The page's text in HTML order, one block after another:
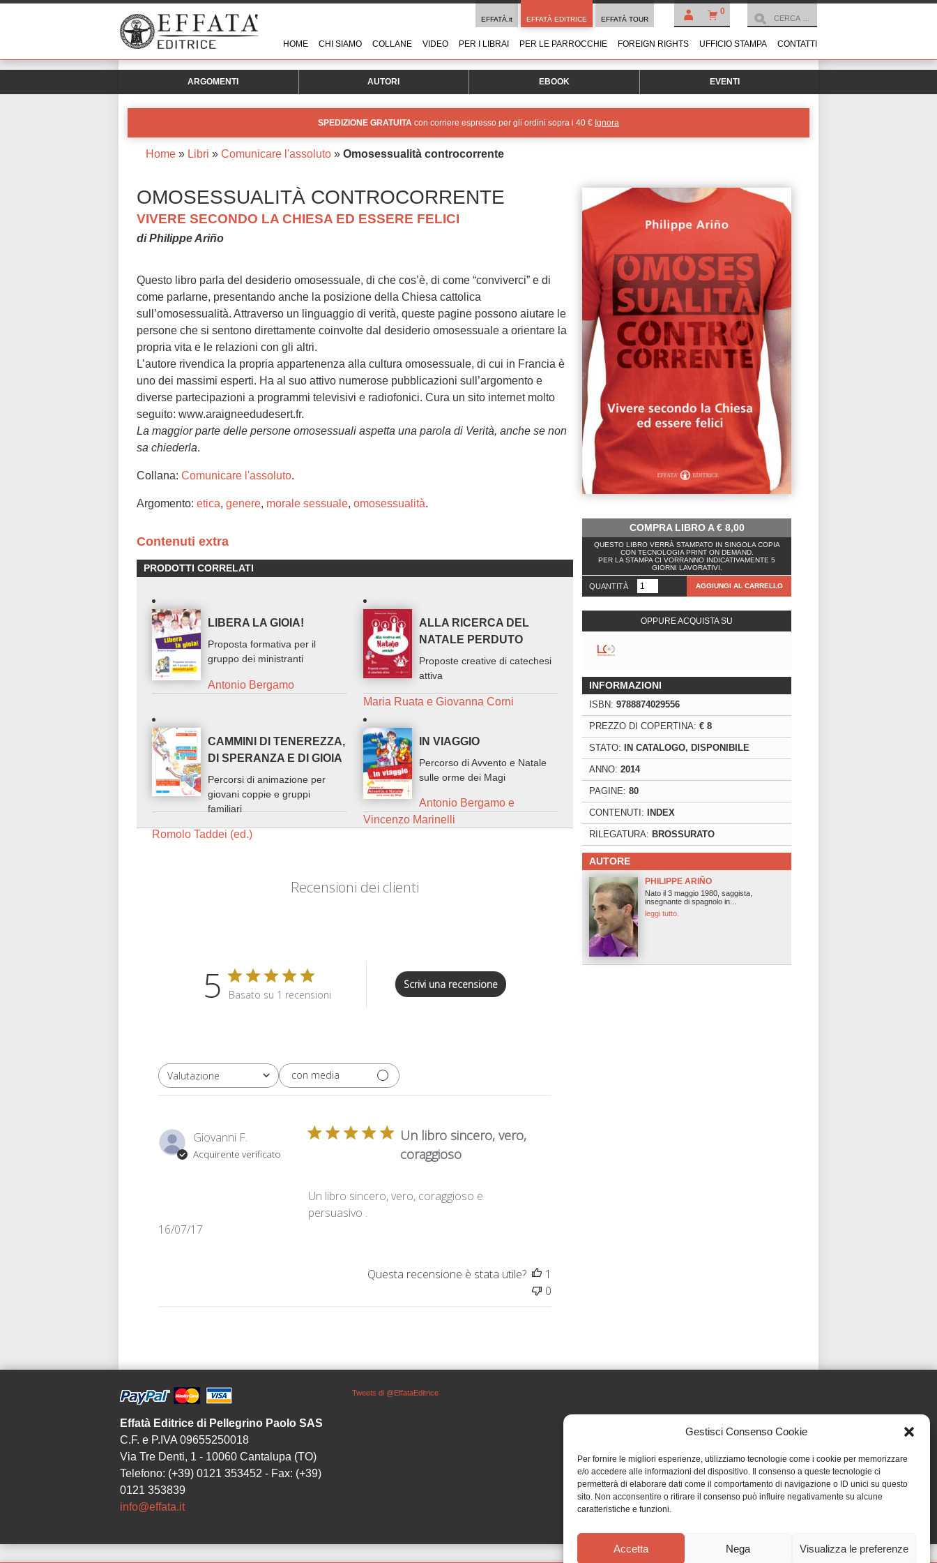
Gestisci Consenso Cookie
Per fornire le migliori esperienze, utilizziamo tecnologie come i cookie per memorizzare
e/o accedere alle informazioni del dispositivo. Il consenso a queste tecnologie ci
permetterà di elaborare dati come il comportamento di navigazione o ID unici su questo
sito. Non acconsentire o ritirare il consenso può influire negativamente su alcune
caratteristiche e funzioni.
Accetta Nega Visualizza le preferenze
0
EFFATÀ.it EFFATÀ EDITRICE EFFATÀ TOUR
HOME CHI SIAMO COLLANE VIDEO PER I LIBRAI PER LE PARROCCHIE FOREIGN RIGHTS UFFICIO STAMPA CONTATTI
ARGOMENTI AUTORI EBOOK EVENTI
SPEDIZIONE GRATUITA con corriere espresso per gli ordini sopra i 40 € Ignora
Home » Libri » Comunicare l'assoluto » Omosessualità controcorrente
COMPRA LIBRO A€8,00
QUESTO LIBRO VERRÀ STAMPATO IN SINGOLA COPIA
CON TECNOLOGIA PRINT ON DEMAND.
PER LA STAMPA CI VORRANNO INDICATIVAMENTE 5
GIORNI LAVORATIVI.
QUANTITÀ AGGIUNGI AL CARRELLO
OPPURE ACQUISTA SU
INFORMAZIONI
ISBN: 9788874029556
PREZZO DI COPERTINA: € 8
STATO: IN CATALOGO, DISPONIBILE
ANNO: 2014
PAGINE: 80
CONTENUTI: INDEX
RILEGATURA: BROSSURATO
AUTORE
PHILIPPE ARIÑO
Nato il 3 maggio 1980, saggista,
insegnante di spagnolo in...
leggi tutto.
OMOSESSUALITÀ CONTROCORRENTE
VIVERE SECONDO LA CHIESA ED ESSERE FELICI
di Philippe Ariño
Questo libro parla del desiderio omosessuale, di che cos’è, di come “conviverci” e di
come parlarne, presentando anche la posizione della Chiesa cattolica
sull’omosessualità. Attraverso un linguaggio di verità, queste pagine possono aiutare le
persone che si sentono direttamente coinvolte dal desiderio omosessuale a orientare la
propria vita e le relazioni con gli altri.
L’autore rivendica la propria appartenenza alla cultura omosessuale, di cui in Francia è
uno dei massimi esperti. Ha al suo attivo numerose pubblicazioni sull’argomento e
diverse partecipazioni a programmi televisivi e radiofonici. Cura un sito internet molto
seguito: www.araigneedudesert.fr.
La maggior parte delle persone omosessuali aspetta una parola di Verità, anche se non
sa chiederla.
Collana: Comunicare l'assoluto.
Argomento: etica, genere, morale sessuale, omosessualità.
Contenuti extra
PRODOTTI CORRELATI
LIBERA LA GIOIA!
Proposta formativa per il
gruppo dei ministranti
Antonio Bergamo
ALLA RICERCA DEL
NATALE PERDUTO
Proposte creative di catechesi
attiva
Maria Ruata e Giovanna Corni
CAMMINI DI TENEREZZA,
DI SPERANZA E DI GIOIA
Percorsi di animazione per
giovani coppie e gruppi
familiari
Romolo Taddei (ed.)
IN VIAGGIO
Percorso di Avvento e Natale
sulle orme dei Magi
Antonio Bergamo e
Vincenzo Marinelli
Recensioni dei clienti
5 Basato su 1 recensioni
Scrivi una recensione
Valutazione
Tutte le valutazioni con media
Giovanni F.
Acquirente verificato
Un libro sincero, vero,
coraggioso
Un libro sincero, vero, coraggioso e
persuasivo .
16/07/17
Questa recensione è stata utile?
1
0
Effatà Editrice di Pellegrino Paolo SAS
C.F. e P.IVA 09655250018
Via Tre Denti, 1 - 10060 Cantalupa (TO)
Telefono: (+39) 0121 353452 - Fax: (+39)
0121 353839
info@effata.it
Tweets di @EffataEditrice